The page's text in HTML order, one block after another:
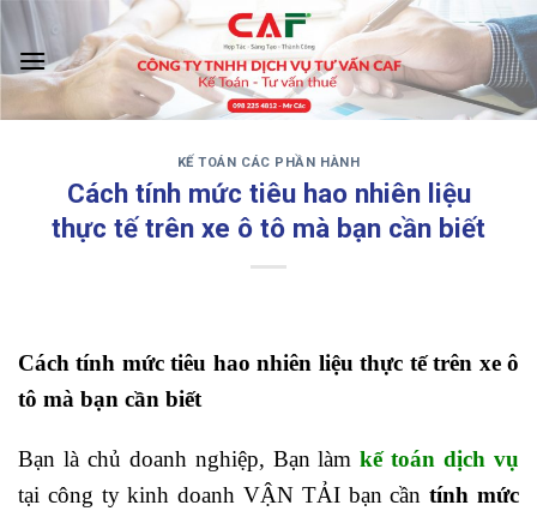
Skip
to
content
‹ ›
KẾ TOÁN CÁC PHẦN HÀNH
Cách tính mức tiêu hao nhiên liệu
thực tế trên xe ô tô mà bạn cần biết
Cách tính mức tiêu hao nhiên liệu thực tế trên xe ô
tô mà bạn cần biết
Bạn là chủ doanh nghiệp, Bạn làmkế toán dịch vụ
tại công ty kinh doanh VẬN TẢI bạn cầntính mức